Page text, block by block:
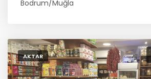
Bodrum/Muğla
AKTAR